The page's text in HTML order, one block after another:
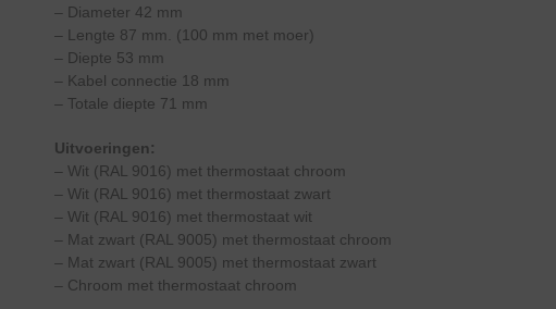
– Diameter 42 mm
– Lengte 87 mm. (100 mm met moer)
– Diepte 53 mm
– Kabel connectie 18 mm
– Totale diepte 71 mm
Uitvoeringen:
– Wit (RAL 9016) met thermostaat chroom
– Wit (RAL 9016) met thermostaat zwart
– Wit (RAL 9016) met thermostaat wit
– Mat zwart (RAL 9005) met thermostaat chroom
– Mat zwart (RAL 9005) met thermostaat zwart
– Chroom met thermostaat chroom